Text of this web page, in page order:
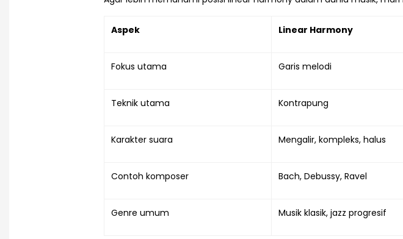
Aspek Linear Harmony
Fokus utama Garis melodi
Teknik utama Kontrapung
Karakter suara Mengalir, kompleks, halus
Contoh komposer Bach, Debussy, Ravel
Genre umum Musik klasik, jazz progresif